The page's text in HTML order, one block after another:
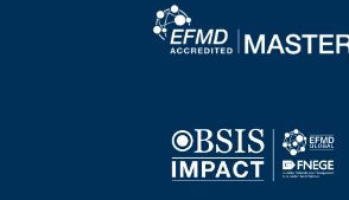
Image
Image